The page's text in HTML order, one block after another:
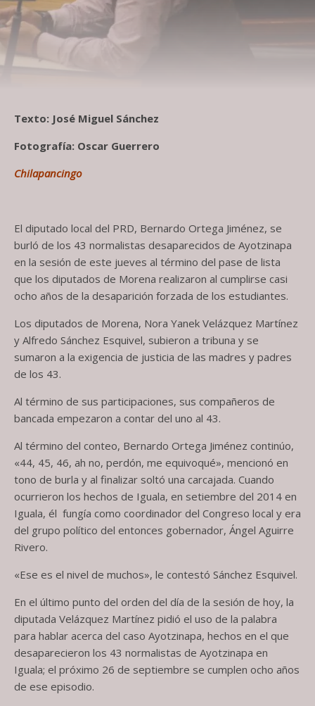
Texto: José Miguel Sánchez
Fotografía: Oscar Guerrero
Chilapancingo
El diputado local del PRD, Bernardo Ortega Jiménez, se
burló de los 43 normalistas desaparecidos de Ayotzinapa
en la sesión de este jueves al término del pase de lista
que los diputados de Morena realizaron al cumplirse casi
ocho años de la desaparición forzada de los estudiantes.
Los diputados de Morena, Nora Yanek Velázquez Martínez
y Alfredo Sánchez Esquivel, subieron a tribuna y se
sumaron a la exigencia de justicia de las madres y padres
de los 43.
Al término de sus participaciones, sus compañeros de
bancada empezaron a contar del uno al 43.
Al término del conteo, Bernardo Ortega Jiménez continúo,
«44, 45, 46, ah no, perdón, me equivoqué», mencionó en
tono de burla y al finalizar soltó una carcajada. Cuando
ocurrieron los hechos de Iguala, en setiembre del 2014 en
Iguala, él fungía como coordinador del Congreso local y era
del grupo político del entonces gobernador, Ángel Aguirre
Rivero.
«Ese es el nivel de muchos», le contestó Sánchez Esquivel.
En el último punto del orden del día de la sesión de hoy, la
diputada Velázquez Martínez pidió el uso de la palabra
para hablar acerca del caso Ayotzinapa, hechos en el que
desaparecieron los 43 normalistas de Ayotzinapa en
Iguala; el próximo 26 de septiembre se cumplen ocho años
de ese episodio.